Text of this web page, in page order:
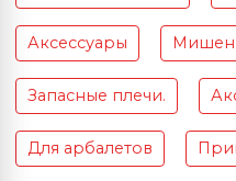
Аксессуары
Запасные плечи.
Для арбалетов